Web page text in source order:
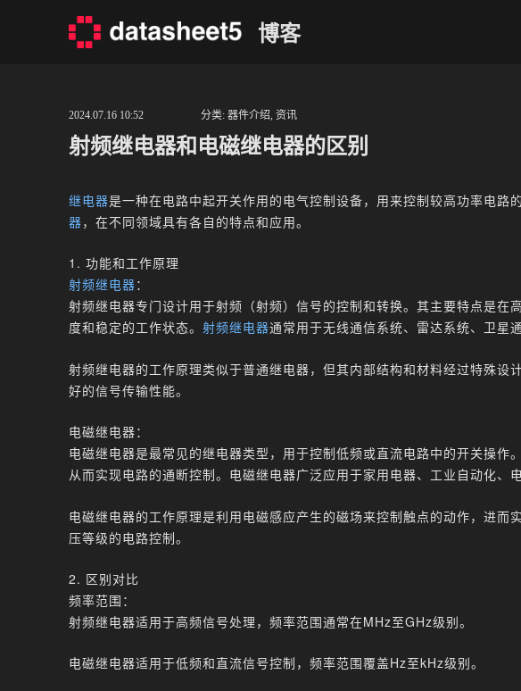
博客
2024.07.16 10:52 分类: 器件介绍, 资讯
射频继电器和电磁继电器的区别
继电器是一种在电路中起开关作用的电气控制设备，用来控制较高功率电路的
器，在不同领域具有各自的特点和应用。
1. 功能和工作原理
射频继电器：
射频继电器专门设计用于射频（射频）信号的控制和转换。其主要特点是在
度和稳定的工作状态。 射频继电器通常用于无线通信系统、雷达系统、卫星
射频继电器的工作原理类似于普通继电器，但其内部结构和材料经过特殊设
好的信号传输性能。
电磁继电器：
电磁继电器是最常见的继电器类型，用于控制低频或直流电路中的开关操作
从而实现电路的通断控制。电磁继电器广泛应用于家用电器、工业自动化、
电磁继电器的工作原理是利用电磁感应产生的磁场来控制触点的动作，进
压等级的电路控制。
2. 区别对比
频率范围：
射频继电器适用于高频信号处理，频率范围通常在MHz至GHz级别。
电磁继电器适用于低频和直流信号控制，频率范围覆盖Hz至kHz级别。